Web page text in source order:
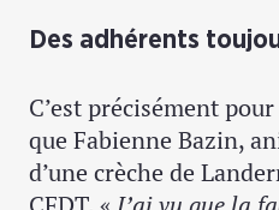
Des adhérents
C’est précisément
que Fabienne Bazin,
d’une crèche de